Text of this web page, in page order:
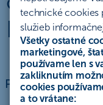
technické cookies
služieb
Všetky ostatné
marketingové,
používame len s
zakliknutím
cookies
a to vrátane:
EUR)
Pobočka ČSOB